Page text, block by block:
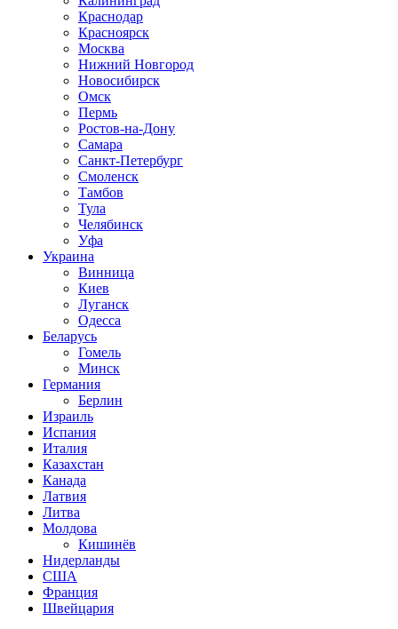
Краснодар
Красноярск
Москва
Нижний Новгород
Новосибирск
Омск
Пермь
Ростов-на-Дону
Самара
Санкт-Петербург
Смоленск
Тамбов
Тула
Челябинск
Уфа
Украина
Винница
Киев
Луганск
Одесса
Беларусь
Гомель
Минск
Германия
Берлин
Израиль
Испания
Италия
Казахстан
Канада
Латвия
Литва
Молдова
Кишинёв
Нидерланды
США
Франция
Швейцария